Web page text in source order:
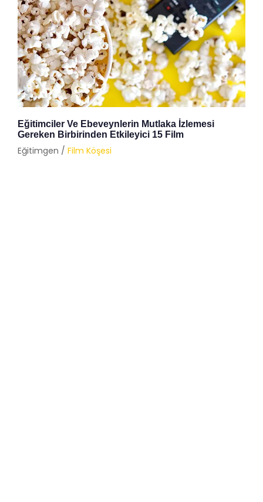
Eğitimciler Ve Ebeveynlerin Mutlaka İzlemesi
Gereken Birbirinden Etkileyici 15 Film
Eğitimgen / Film Köşesi